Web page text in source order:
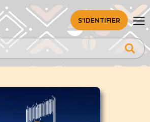
S'IDENTIFIER